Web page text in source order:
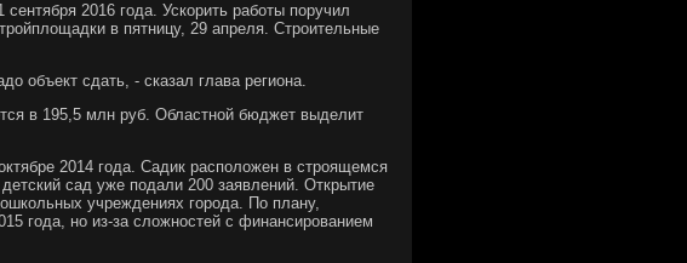
2016 года. Ускорить работы поручил
в пятницу, 29 апреля. Строительные
объект сдать, - сказал глава региона.
в 195,5 млн руб. Областной бюджет выделит
2014 года. Садик расположен в строящемся
сад уже подали 200 заявлений. Открытие
учреждениях города. По плану,
года, но из-за сложностей с финансированием